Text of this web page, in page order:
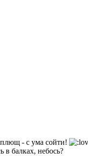
- с ума сойти!
в балках, небось?